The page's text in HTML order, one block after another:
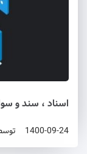
اسناد ، سند و
1400-09-24